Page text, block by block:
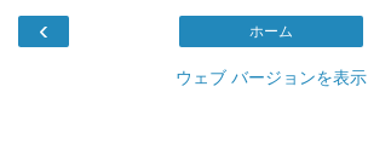
‹ ホーム
ウェブ バージョンを表示